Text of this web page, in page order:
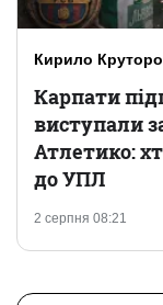
Кирило
2 серпня 08:21
Карпати
виступали
Атлетико:
до УПЛ